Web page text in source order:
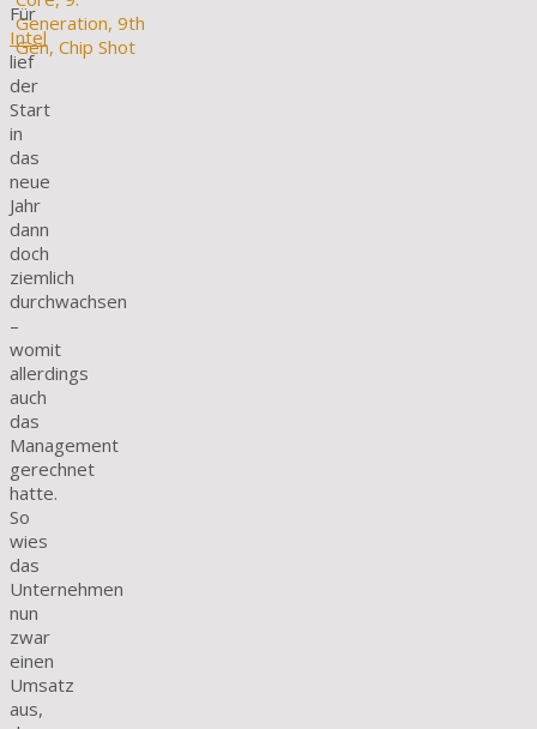
Für
Intel
lief
der
Start
in
das
neue
Jahr
dann
doch
ziemlich
durchwachsen
–
womit
allerdings
auch
das
Management
gerechnet
hatte.
So
wies
das
Unternehmen
nun
zwar
einen
Umsatz
aus,